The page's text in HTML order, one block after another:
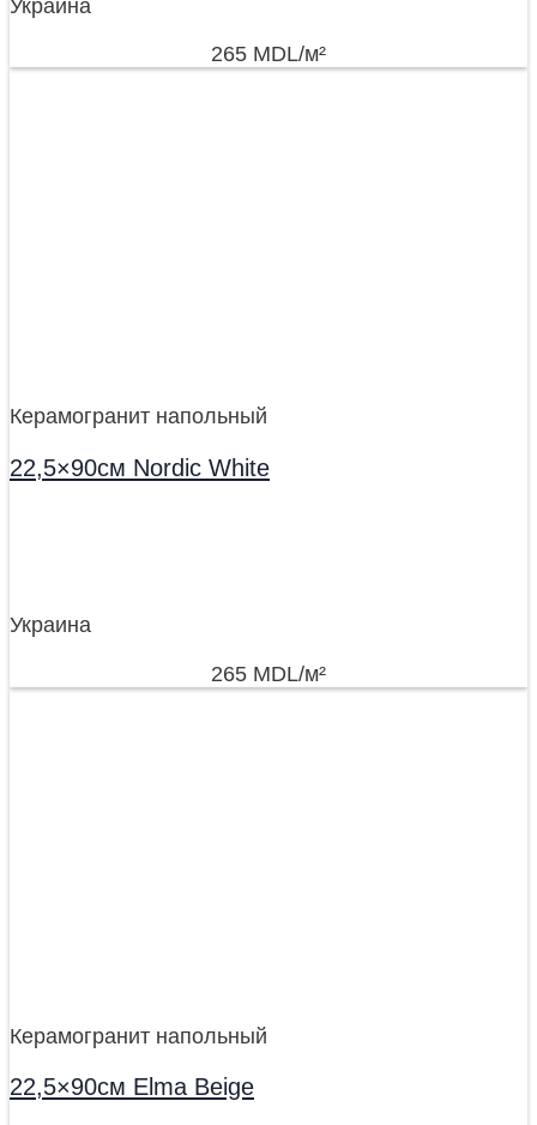
Украина
265 MDL/м²
Керамогранит напольный
22,5×90см Nordic White
Украина
265 MDL/м²
Керамогранит напольный
22,5×90см Elma Beige